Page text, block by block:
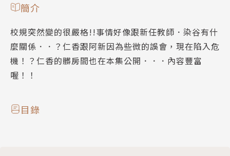
簡介
校規突然變的很嚴格!!事情好像跟新任教師．染谷有什
麼關係．．？仁香跟阿新因為些微的誤會，現在陷入危
機！？仁香的髒房間也在本集公開．．．內容豐富
喔！！
目錄